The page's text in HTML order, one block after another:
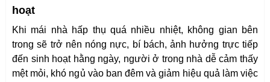
hoạt
Khi mái nhà hấp thụ quá nhiều nhiệt, không gian bên
trong sẽ trở nên nóng nực, bí bách, ảnh hưởng trực tiếp
đến sinh hoạt hằng ngày, người ở trong nhà dễ cảm thấy
mệt mỏi, khó ngủ vào ban đêm và giảm hiệu quả làm việc